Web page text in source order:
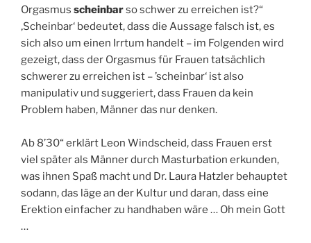
Orgasmus scheinbarso schwer zu erreichen ist?“
‚Scheinbar‘ bedeutet, dass die Aussage falsch ist, es
sich also um einen Irrtum handelt – im Folgenden wird
gezeigt, dass der Orgasmus für Frauen tatsächlich
schwerer zu erreichen ist – ’scheinbar‘ ist also
manipulativ und suggeriert, dass Frauen da kein
Problem haben, Männer das nur denken.
Ab 8’30“ erklärt Leon Windscheid, dass Frauen erst
viel später als Männer durch Masturbation erkunden,
was ihnen Spaß macht und Dr. Laura Hatzler behauptet
sodann, das läge an der Kultur und daran, dass eine
Erektion einfacher zu handhaben wäre … Oh mein Gott
…